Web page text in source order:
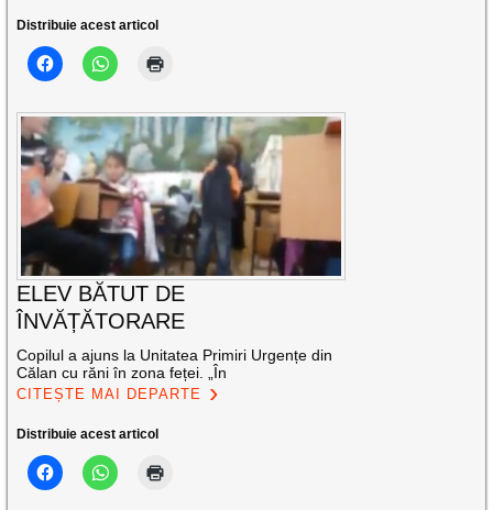
Distribuie acest articol
ELEV BĂTUT DE
ÎNVĂȚĂTORARE
Copilul a ajuns la Unitatea Primiri Urgențe din
Călan cu răni în zona feței. „În
CITEȘTE MAI DEPARTE
Distribuie acest articol